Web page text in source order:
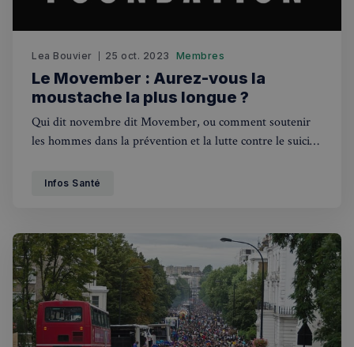
Lea Bouvier 25 oct. 2023 Membres
Le Movember : Aurez-vous la
moustache la plus longue ?
Qui dit novembre dit Movember, ou comment soutenir
les hommes dans la prévention et la lutte contre le suicide
Infos Santé